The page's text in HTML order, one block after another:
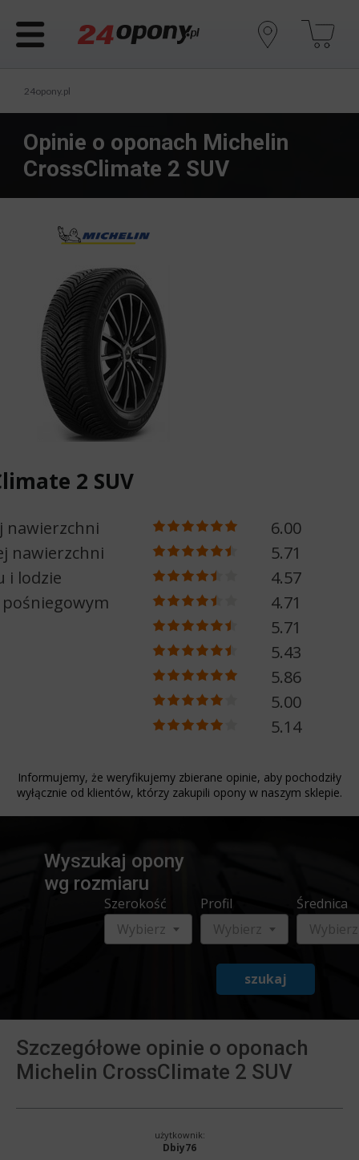
24opony.pl
Opinie o oponach Michelin
CrossClimate 2 SUV
2 SUV
nawierzchni
6.00
nawierzchni
5.71
i lodzie
4.57
pośniegowym
4.71
5.71
5.43
5.86
5.00
5.14
Informujemy, że weryfikujemy zbierane opinie, aby pochodziły
wyłącznie od klientów, którzy zakupili opony w naszym sklepie.
Wyszukaj opony
wg rozmiaru
Szerokość
Wybierz
Profil
Wybierz
Średnica
Wybierz
szukaj
Szczegółowe opinie o oponach
Michelin CrossClimate 2 SUV
użytkownik:
Dbiy76